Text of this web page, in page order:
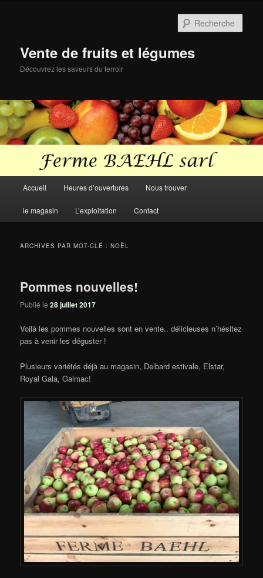
Vente de fruits et légumes
Découvrez les saveurs du terroir
principal
Accueil Heures d’ouvertures Nous trouver
le magasin L’exploitation Contact
ARCHIVES PAR MOT-CLÉ :NOËL
Pommes nouvelles!
Publié le28 juillet 2017
Voilà les pommes nouvelles sont en vente.. délicieuses n’hésitez
pas à venir les déguster !
Plusieurs variétés déjà au magasin, Delbard estivale, Elstar,
Royal Gala, Galmac!